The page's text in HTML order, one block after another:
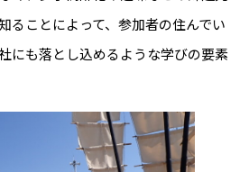
ることによって、参加者の住んでい
にも落とし込めるような学びの要素